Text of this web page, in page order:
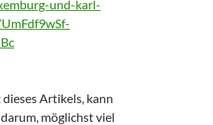
und-karl-
Artikels, kann
möglichst viel